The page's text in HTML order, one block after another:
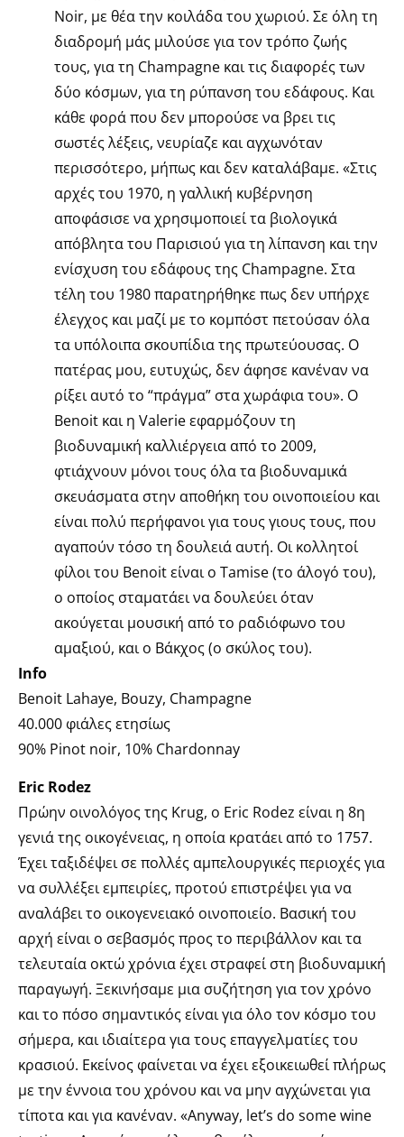
Noir, με θέα την κοιλάδα του χωριού. Σε όλη τη
διαδρομή μάς μιλούσε για τον τρόπο ζωής
τους, για τη Champagne και τις διαφορές των
δύο κόσμων, για τη ρύπανση του εδάφους. Και
κάθε φορά που δεν μπορούσε να βρει τις
σωστές λέξεις, νευρίαζε και αγχωνόταν
περισσότερο, μήπως και δεν καταλάβαμε. «Στις
αρχές του 1970, η γαλλική κυβέρνηση
αποφάσισε να χρησιμοποιεί τα βιολογικά
απόβλητα του Παρισιού για τη λίπανση και την
ενίσχυση του εδάφους της Champagne. Στα
τέλη του 1980 παρατηρήθηκε πως δεν υπήρχε
έλεγχος και μαζί με το κομπόστ πετούσαν όλα
τα υπόλοιπα σκουπίδια της πρωτεύουσας. Ο
πατέρας μου, ευτυχώς, δεν άφησε κανέναν να
ρίξει αυτό το “πράγμα” στα χωράφια του». Ο
Benoit και η Valerie εφαρμόζουν τη
βιοδυναμική καλλιέργεια από το 2009,
φτιάχνουν μόνοι τους όλα τα βιοδυναμικά
σκευάσματα στην αποθήκη του οινοποιείου και
είναι πολύ περήφανοι για τους γιους τους, που
αγαπούν τόσο τη δουλειά αυτή. Οι κολλητοί
φίλοι του Benoit είναι ο Tamise (το άλογό του),
ο οποίος σταματάει να δουλεύει όταν
ακούγεται μουσική από το ραδιόφωνο του
αμαξιού, και ο Βάκχος (ο σκύλος του).
Info
Benoit Lahaye, Bouzy, Champagne
40.000 φιάλες ετησίως
90% Pinot noir, 10% Chardonnay
Eric Rodez
Πρώην οινολόγος της Krug, ο Eric Rodez είναι η 8η
γενιά της οικογένειας, η οποία κρατάει από το 1757.
Έχει ταξιδέψει σε πολλές αμπελουργικές περιοχές για
να συλλέξει εμπειρίες, προτού επιστρέψει για να
αναλάβει το οικογενειακό οινοποιείο. Βασική του
αρχή είναι ο σεβασμός προς το περιβάλλον και τα
τελευταία οκτώ χρόνια έχει στραφεί στη βιοδυναμική
παραγωγή. Ξεκινήσαμε μια συζήτηση για τον χρόνο
και το πόσο σημαντικός είναι για όλο τον κόσμο του
σήμερα, και ιδιαίτερα για τους επαγγελματίες του
κρασιού. Εκείνος φαίνεται να έχει εξοικειωθεί πλήρως
με την έννοια του χρόνου και να μην αγχώνεται για
τίποτα και για κανέναν. «Αnyway, let’s do some wine